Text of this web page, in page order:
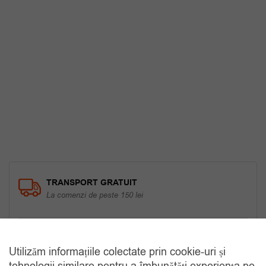
TRANSPORT GRATUIT
La comenzi de peste 150 lei
Gratuit, indiferent de motiv
Utilizăm informațiile colectate prin cookie-uri și